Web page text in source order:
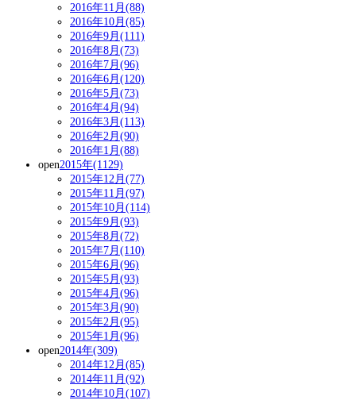
2016年11月(88)
2016年10月(85)
2016年9月(111)
2016年8月(73)
2016年7月(96)
2016年6月(120)
2016年5月(73)
2016年4月(94)
2016年3月(113)
2016年2月(90)
2016年1月(88)
open2015年(1129)
2015年12月(77)
2015年11月(97)
2015年10月(114)
2015年9月(93)
2015年8月(72)
2015年7月(110)
2015年6月(96)
2015年5月(93)
2015年4月(96)
2015年3月(90)
2015年2月(95)
2015年1月(96)
open2014年(309)
2014年12月(85)
2014年11月(92)
2014年10月(107)